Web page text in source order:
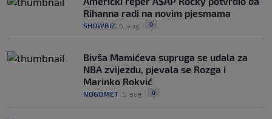
Rihanna radi na novim pjesmama
SHOWBIZ 6. aug. 0
Bivša Mamićeva supruga se udala za
NBA zvijezdu, pjevala se Rozga i
Marinko Rokvić
NOGOMET 5. aug. 0